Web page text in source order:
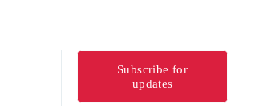
Subscribe for
updates